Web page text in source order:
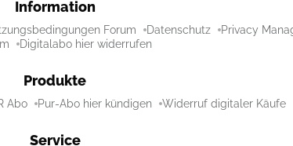
Information
Forum Datenschutz
Privacy
Digitalabo hier widerrufen
Produkte
Abo Pur-Abo hier kündigen Widerruf digitaler Käufe
Service